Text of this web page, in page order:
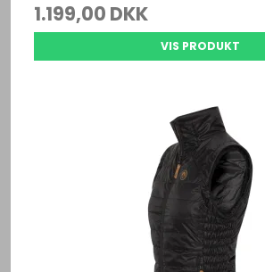
1.199,00 DKK
VIS PRODUKT